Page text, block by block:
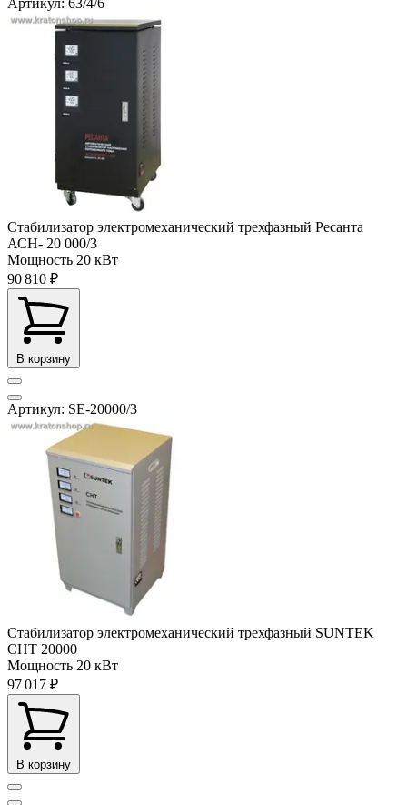
Стабилизатор электромеханический трехфазный Ресанта
АСН- 20 000/3
Мощность 20 кВт
90 810 ₽
В корзину
Артикул: SE-20000/3
Стабилизатор электромеханический трехфазный SUNTEK
СНТ 20000
Мощность 20 кВт
97 017 ₽
В корзину